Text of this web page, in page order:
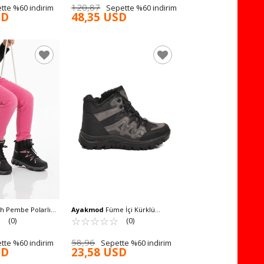
%60 indirim 120,87 Sepette %60 indirim
48,35 USD
Pembe Polarlı
Outdoor Bot
(0)
%60 indirim
Ayakmod Füme İçi Kürklü
Kaymaz Taban Soğuğa Dirençli
Unisex Bot 710 G
☆☆☆☆☆
★★★★★ (0)
58,96 Sepette %60 indirim
23,58 USD